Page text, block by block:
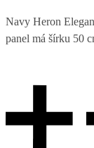
Navy Heron
panel má šírku 50